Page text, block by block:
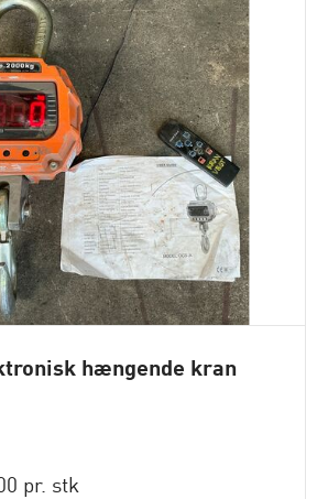
hængende kran
pr. stk